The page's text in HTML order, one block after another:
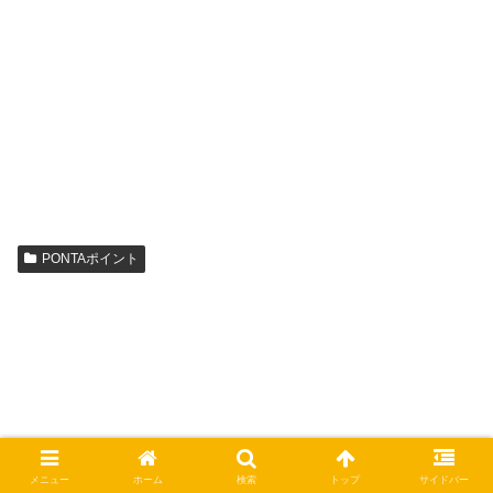
PONTAポイント
メニュー ホーム 検索 トップ サイドバー